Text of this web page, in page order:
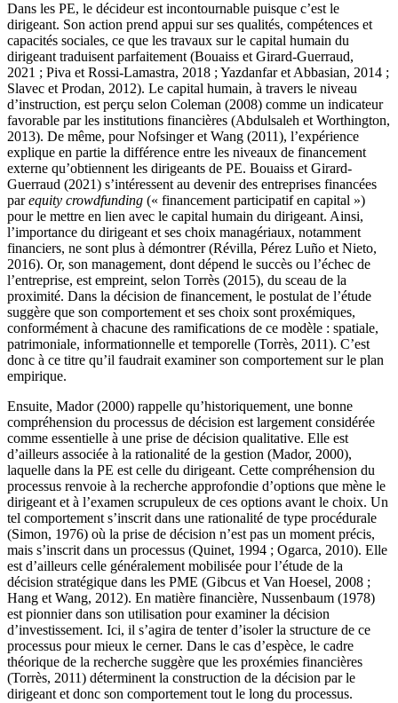
Dans les PE, le décideur est incontournable puisque c’est le
dirigeant. Son action prend appui sur ses qualités, compétences et
capacités sociales, ce que les travaux sur le capital humain du
dirigeant traduisent parfaitement (Bouaiss et Girard-Guerraud,
2021 ; Piva et Rossi-Lamastra, 2018 ; Yazdanfar et Abbasian, 2014 ;
Slavec et Prodan, 2012). Le capital humain, à travers le niveau
d’instruction, est perçu selon Coleman (2008) comme un indicateur
favorable par les institutions financières (Abdulsaleh et Worthington,
2013). De même, pour Nofsinger et Wang (2011), l’expérience
explique en partie la différence entre les niveaux de financement
externe qu’obtiennent les dirigeants de PE. Bouaiss et Girard-
Guerraud (2021) s’intéressent au devenir des entreprises financées
parequity crowdfunding (« financement participatif en capital »)
pour le mettre en lien avec le capital humain du dirigeant. Ainsi,
l’importance du dirigeant et ses choix managériaux, notamment
financiers, ne sont plus à démontrer (Révilla, Pérez Luño et Nieto,
2016). Or, son management, dont dépend le succès ou l’échec de
l’entreprise, est empreint, selon Torrès (2015), du sceau de la
proximité. Dans la décision de financement, le postulat de l’étude
suggère que son comportement et ses choix sont proxémiques,
conformément à chacune des ramifications de ce modèle : spatiale,
patrimoniale, informationnelle et temporelle (Torrès, 2011). C’est
donc à ce titre qu’il faudrait examiner son comportement sur le plan
empirique.
Ensuite, Mador (2000) rappelle qu’historiquement, une bonne
compréhension du processus de décision est largement considérée
comme essentielle à une prise de décision qualitative. Elle est
d’ailleurs associée à la rationalité de la gestion (Mador, 2000),
laquelle dans la PE est celle du dirigeant. Cette compréhension du
processus renvoie à la recherche approfondie d’options que mène le
dirigeant et à l’examen scrupuleux de ces options avant le choix. Un
tel comportement s’inscrit dans une rationalité de type procédurale
(Simon, 1976) où la prise de décision n’est pas un moment précis,
mais s’inscrit dans un processus (Quinet, 1994 ; Ogarca, 2010). Elle
est d’ailleurs celle généralement mobilisée pour l’étude de la
décision stratégique dans les PME (Gibcus et Van Hoesel, 2008 ;
Hang et Wang, 2012). En matière financière, Nussenbaum (1978)
est pionnier dans son utilisation pour examiner la décision
d’investissement. Ici, il s’agira de tenter d’isoler la structure de ce
processus pour mieux le cerner. Dans le cas d’espèce, le cadre
théorique de la recherche suggère que les proxémies financières
(Torrès, 2011) déterminent la construction de la décision par le
dirigeant et donc son comportement tout le long du processus.